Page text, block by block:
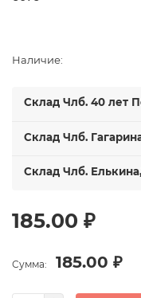
Наличие:
Склад Члб. 40 лет
Склад Члб.
Склад Члб.
185.00 ₽
Сумма: 185.00 ₽